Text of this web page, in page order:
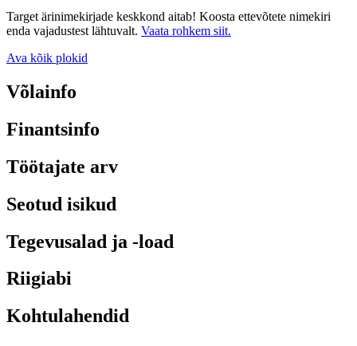
Target ärinimekirjade keskkond aitab! Koosta ettevõtete nimekiri
enda vajadustest lähtuvalt. Vaata rohkem siit.
Ava kõik plokid
Võlainfo
Finantsinfo
Töötajate arv
Seotud isikud
Tegevusalad ja -load
Riigiabi
Kohtulahendid